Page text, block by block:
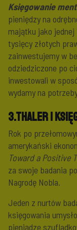
Księgowanie
pieniędzy na
majątku jako
tysięcy złotych
zainwestujemy w
odziedziczone po
inwestowali w
wydamy na
3.Thaler i
Rok po
amerykański
Toward a Positive
za swoje badania
Nagrodę Nobla.
Jeden z nurtów
księgowania
pieniądze